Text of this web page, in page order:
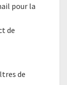
pour la
de
de